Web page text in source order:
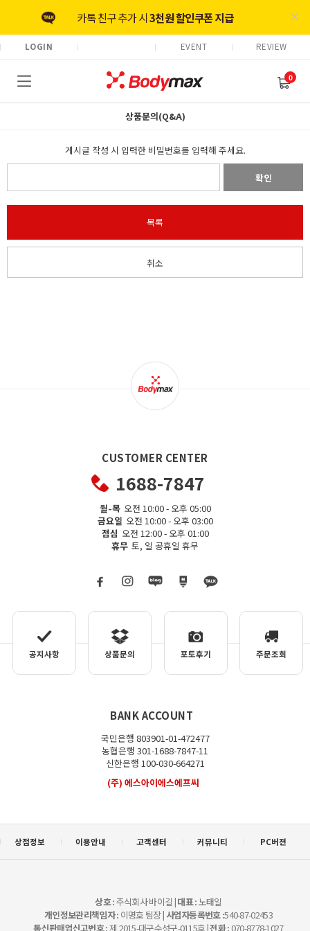
카톡 친구 추가 시3천원 할인쿠폰 지급
3천원 적립금 지급
회원가입 시5천원 적립금 즉시지급
LOGIN EVENT REVIEW
0
상품문의(Q&A)
게시글 작성 시 입력한 비밀번호를 입력해 주세요.
확인
목록
취소
CUSTOMER CENTER
1688-7847
월-목 오전 10:00 - 오후 05:00
금요일 오전 10:00 - 오후 03:00
점심 오전 12:00 - 오후 01:00
휴무 토, 일 공휴일 휴무
공지사항 상품문의 포토후기 주문조회
BANK ACCOUNT
국민은행 803901-01-472477
농협은행 301-1688-7847-11
신한은행 100-030-664271
(주) 에스아이에스에프씨
상점정보 이용안내 고객센터 커뮤니티 PC버젼
상호 :주식회사 바이길 |대표 :노태일
개인정보관리책임자 : 이명호 팀장 | 사업자등록번호 :540-87-02453
통신판매업신고번호 : 제 2015-대구수성구-0115호 |전화 : 070-8778-1027